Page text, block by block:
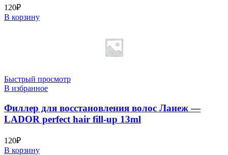
120₽
В корзину
Быстрый просмотр
В избранное
Филлер для восстановления волос Ланеж —
LADOR perfect hair fill-up 13ml
120₽
В корзину